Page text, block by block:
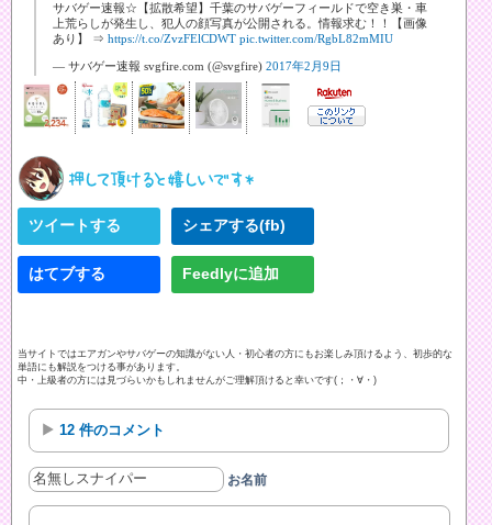
サバゲー速報☆【拡散希望】千葉のサバゲーフィールドで空き巣・車
上荒らしが発生し、犯人の顔写真が公開される。情報求む！！【画像
あり】 ⇒ https://t.co/ZvzFElCDWT pic.twitter.com/RgbL82mMIU
— サバゲー速報 svgfire.com (@svgfire) 2017年2月9日
ツイートする シェアする(fb)
はてブする Feedlyに追加
当サイトではエアガンやサバゲーの知識がない人・初心者の方にもお楽しみ頂けるよう、初歩的な
単語にも解説をつける事があります。
中・上級者の方には見づらいかもしれませんがご理解頂けると幸いです(；・∀・)
12 件のコメント
お名前